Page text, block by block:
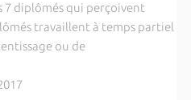
7 diplômés qui perçoivent
travaillent à temps partiel
ou de